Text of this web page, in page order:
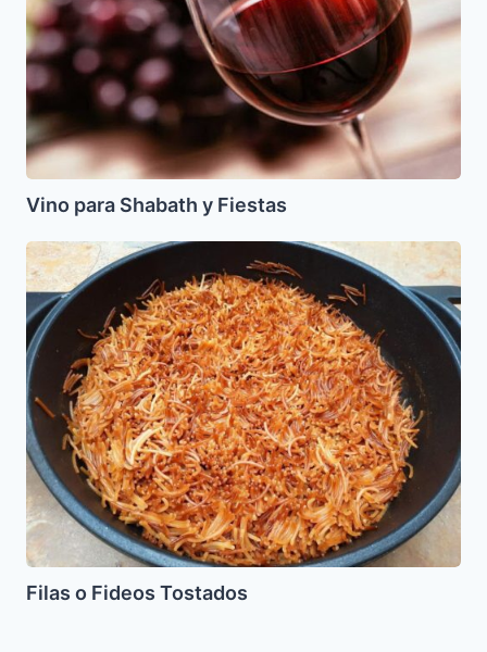
y
Fiestas
Vino para Shabath y Fiestas
Filas
o
Fideos
Tostados
Filas o Fideos Tostados